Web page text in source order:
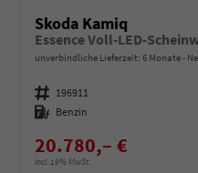
Skoda Kamiq
Essence Voll-LED-
unverbindliche Lieferzeit: 6 Monate
Fahrzeugnummer 196911
Kraftstoff Benzin
20.780,– €
incl. 19% MwSt.